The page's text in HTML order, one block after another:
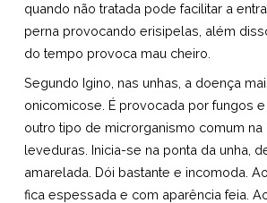
quando não tratada pode facilitar a
perna provocando erisipelas, além
do tempo provoca mau cheiro.
Segundo Igino, nas unhas, a doença
onicomicose. É provocada por fungos
outro tipo de microrganismo comum na
leveduras. Inicia-se na ponta da unha,
amarelada. Dói bastante e incomoda.
fica espessada e com aparência feia.